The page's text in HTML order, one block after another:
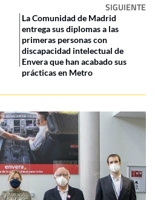
SIGUIENTE
La Comunidad de Madrid
entrega sus diplomas a las
primeras personas con
discapacidad intelectual de
Envera que han acabado sus
prácticas en Metro